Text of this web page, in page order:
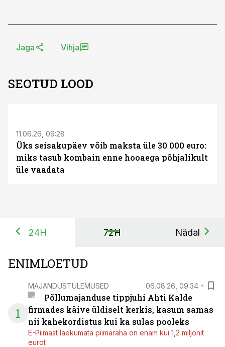
Jaga Vihja
SEOTUD LOOD
11.06.26, 09:28
Üks seisakupäev võib maksta üle 30 000 euro:
miks tasub kombain enne hooaega põhjalikult
üle vaadata
24H 72H Nädal
ENIMLOETUD
1
MAJANDUSTULEMUSED 06.08.26, 09:34
Põllumajanduse tippjuhi Ahti Kalde
firmades käive üldiselt kerkis, kasum samas
nii kahekordistus kui ka sulas pooleks
E-Piimast laekumata piimaraha on enam kui 1,2 miljonit
eurot